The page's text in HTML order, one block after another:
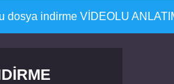
dosya indirme VİDEOLU